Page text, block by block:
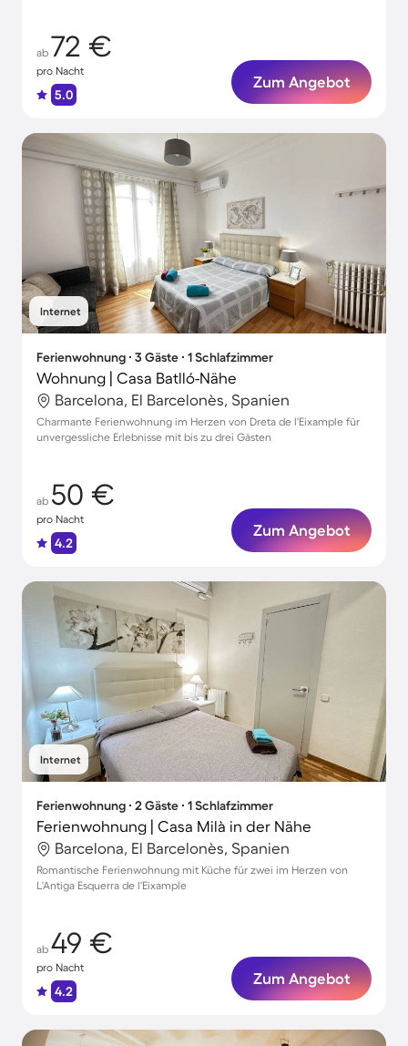
ab 72 €
pro Nacht
5.0
Zum Angebot
Internet
Ferienwohnung ∙ 3 Gäste ∙ 1 Schlafzimmer
Wohnung | Casa Batlló-Nähe
Barcelona, El Barcelonès, Spanien
Charmante Ferienwohnung im Herzen von Dreta de l'Eixample für
unvergessliche Erlebnisse mit bis zu drei Gästen
ab 50 €
pro Nacht
4.2
Zum Angebot
Internet
Ferienwohnung ∙ 2 Gäste ∙ 1 Schlafzimmer
Ferienwohnung | Casa Milà in der Nähe
Barcelona, El Barcelonès, Spanien
Romantische Ferienwohnung mit Küche für zwei im Herzen von
L'Antiga Esquerra de l'Eixample
ab 49 €
pro Nacht
4.2
Zum Angebot